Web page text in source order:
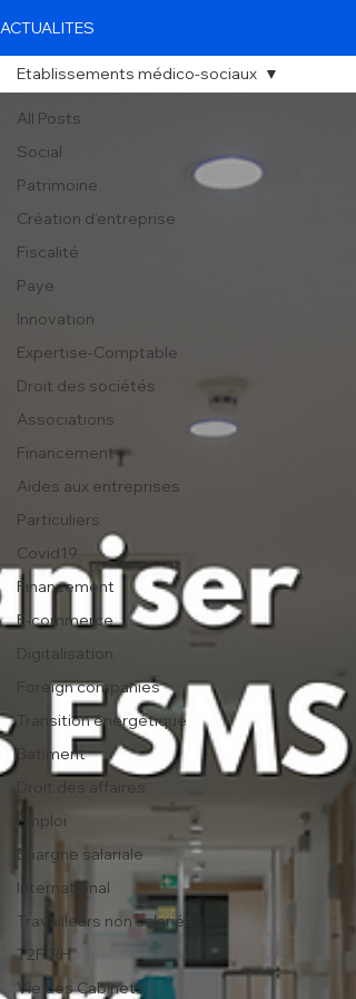
ACTUALITES
All Posts
Social
Patrimoine
Création d'entreprise
Fiscalité
Paye
Innovation
Expertise-Comptable
Droit des sociétés
Associations
Financement
Aides aux entreprises
Particuliers
Covid19
Financement
E-commerce
Digitalisation
Foreign companies
Transition énergétique
Batiment
Droit des affaires
Emploi
Epargne salariale
International
Travailleurs non salariés
T2F-RH
Vie des Cabinets
Etablissements médico-sociaux